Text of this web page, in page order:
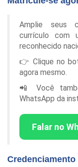
Amplie seus
currículo com
reconhecido
👉 Clique no
agora mesmo.
📲 Você
WhatsApp da
Falar no